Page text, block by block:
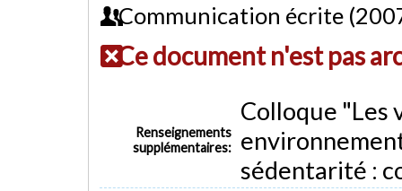
Communication écrite
Ce document n'est pas
Renseignements
supplémentaires:
Colloque "Les
sédentarité :